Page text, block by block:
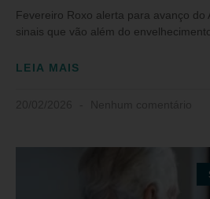
Fevereiro Roxo alerta para avanço do
sinais que vão além do
LEIA MAIS